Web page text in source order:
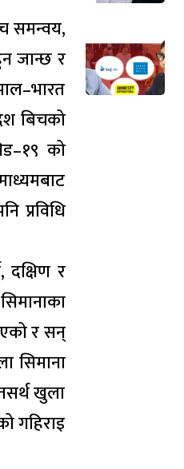
समन्वय,
जान्छ र
बिचको
को
प्रविधि
र
र सन्
सिमाना
खुला
गहिराइ